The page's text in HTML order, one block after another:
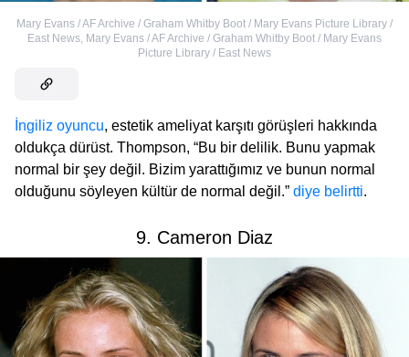
Mary Evans / AF Archive / Graham Whitby Boot / Mary Evans Picture Library /
East News Mary Evans / AF Archive / Graham Whitby Boot / Mary Evans
Picture Library / East News
İngiliz oyuncu, estetik ameliyat karşıtı görüşleri hakkında
oldukça dürüst. Thompson, “Bu bir delilik. Bunu yapmak
normal bir şey değil. Bizim yarattığımız ve bunun normal
olduğunu söyleyen kültür de normal değil.” diye belirtti.
9. Cameron Diaz